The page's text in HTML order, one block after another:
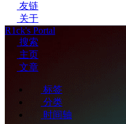
友链
关于
R1ck's Portal
搜索
主页
文章
标签
分类
时间轴